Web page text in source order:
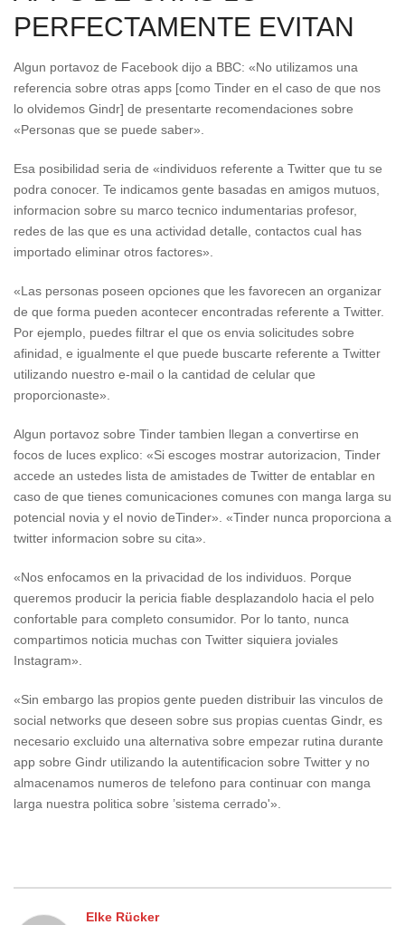
PERFECTAMENTE EVITAN
Algun portavoz de Facebook dijo a BBC: «No utilizamos una
referencia sobre otras apps [como Tinder en el caso de que nos
lo olvidemos Gindr] de presentarte recomendaciones sobre
«Personas que se puede saber».
Esa posibilidad seri­a de «individuos referente a Twitter que tu se
podra conocer. Te indicamos gente basadas en amigos mutuos,
informacion sobre su marco tecnico indumentarias profesor,
redes de las que es una actividad detalle, contactos cual has
importado eliminar otros factores».
«Las personas poseen opciones que les favorecen an organizar
de que forma pueden acontecer encontradas referente a Twitter.
Por ejemplo, puedes filtrar el que os envia solicitudes sobre
afinidad, e igualmente el que puede buscarte referente a Twitter
utilizando nuestro e-mail o la cantidad de celular que
proporcionaste».
Algun portavoz sobre Tinder tambien llegan a convertirse en
focos de luces explico: «Si escoges mostrar autorizacion, Tinder
accede an ustedes lista de amistades de Twitter de entablar en
caso de que tienes comunicaciones comunes con manga larga su
potencial novia y el novio deTinder». «Tinder nunca proporciona a
twitter informacion sobre su cita».
«Nos enfocamos en la privacidad de los individuos. Porque
queremos producir la pericia fiable desplazandolo hacia el pelo
confortable para completo consumidor. Por lo tanto, nunca
compartimos noticia muchas con Twitter siquiera joviales
Instagram».
«Sin embargo las propios gente pueden distribuir las vinculos de
social networks que deseen sobre sus propias cuentas Gindr, es
necesario excluido una alternativa sobre empezar rutina durante
app sobre Gindr utilizando la autentificacion sobre Twitter y no
almacenamos numeros de telefono para continuar con manga
larga nuestra politica sobre ’sistema cerrado'».
Elke Rücker